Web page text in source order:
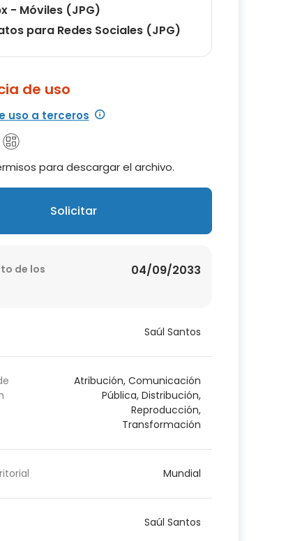
- Móviles (JPG)
para Redes Sociales (JPG)
de uso
uso a terceros
para descargar el archivo.
Solicitar
de los
04/09/2033
Saúl Santos
Atribución, Comunicación
Pública, Distribución,
Reproducción,
Transformación
Mundial
Saúl Santos